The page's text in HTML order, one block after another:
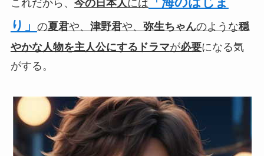
これだから、 今の日本人 には
り」 の夏君や、 津野君や、 弥生ちゃんのような穏
やかな人物を主人公にするドラマが必要になる気
がする。